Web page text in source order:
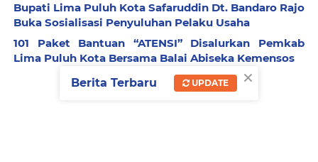
Bupati Lima Puluh Kota Safaruddin Dt. Bandaro Rajo
Buka Sosialisasi Penyuluhan Pelaku Usaha
101 Paket Bantuan “ATENSI” Disalurkan Pemkab
Lima Puluh Kota Bersama Balai Abiseka Kemensos
×
Berita Terbaru UPDATE